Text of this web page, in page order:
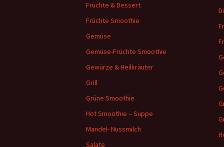
Früchte & Dessert
Früchte Smoothie
Gemüse
Gemüse-Früchte Smoothie
Gewürze & Heilkräuter
Grill
Grüne Smoothie
Hot Smoothie – Suppe
Mandel- Nussmilch
Salate